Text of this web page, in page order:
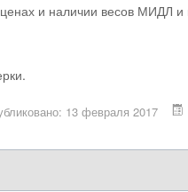
и наличии весов МИДЛ и
13 февраля 2017